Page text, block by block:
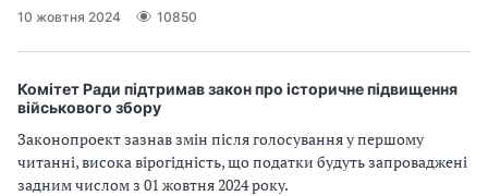
10 жовтня 2024 10850
Комітет Ради підтримав закон про історичне підвищення
військового збору
Законопроект зазнав змін після голосування у першому
читанні, висока вірогідність, що податки будуть запроваджені
задним числом з 01 жовтня 2024 року.